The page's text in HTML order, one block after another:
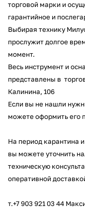
торговой марки и
гарантийное и
Выбирая технику
прослужит долгое
момент.
Весь инструмент и
представлены в
Калинина, 106
Если вы не нашли
можете оформить его
На период карантина
вы можете уточнить
техническую
оперативной
т.+7 903 921 03 44
Подробнее
об оплате
недели